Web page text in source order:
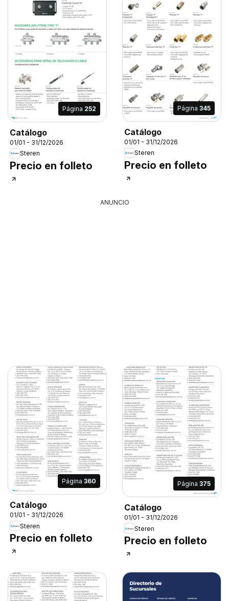
Página 252
Catálogo
01/01 - 31/12/2026
Steren
Precio en folleto
Página 345
Catálogo
01/01 - 31/12/2026
Steren
Precio en folleto
ANUNCIO
Página 360
Catálogo
01/01 - 31/12/2026
Steren
Precio en folleto
Página 375
Catálogo
01/01 - 31/12/2026
Steren
Precio en folleto